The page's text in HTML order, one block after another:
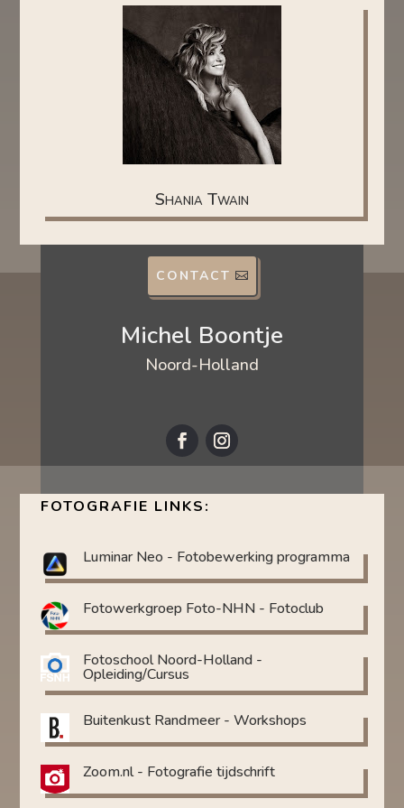
Shania Twain
CONTACT
Michel Boontje
Noord-Holland
FOTOGRAFIE LINKS:
Luminar Neo - Fotobewerking programma
Fotowerkgroep Foto-NHN - Fotoclub
Fotoschool Noord-Holland -
Opleiding/Cursus
Buitenkust Randmeer - Workshops
Zoom.nl - Fotografie tijdschrift